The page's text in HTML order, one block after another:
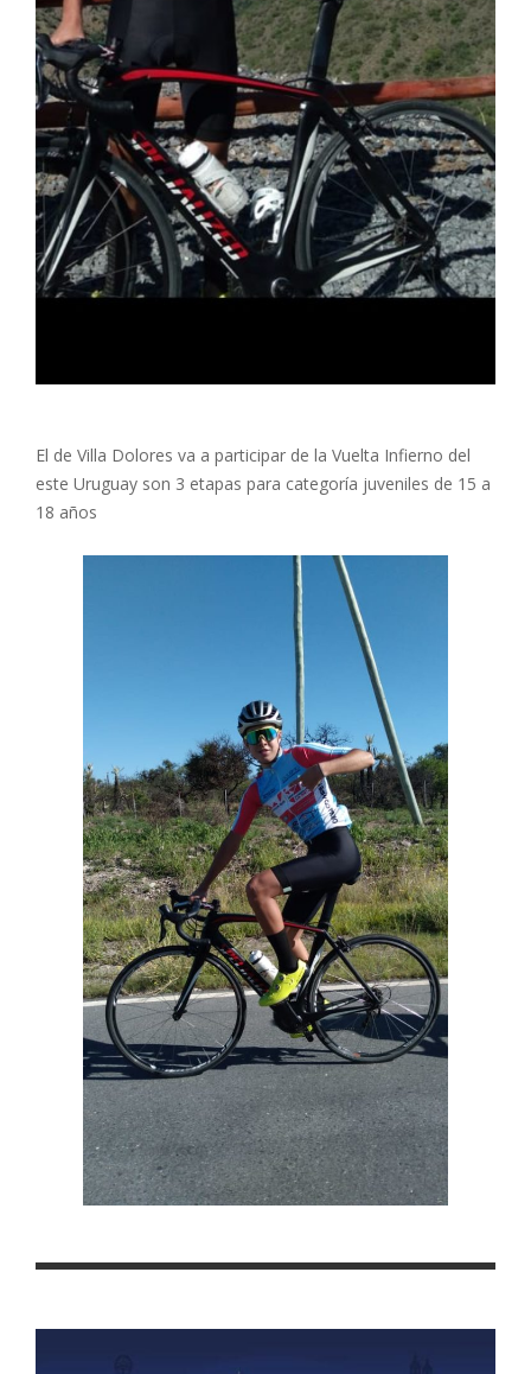
El de Villa Dolores va a participar de la Vuelta Infierno del
este Uruguay son 3 etapas para categoría juveniles de 15 a
18 años